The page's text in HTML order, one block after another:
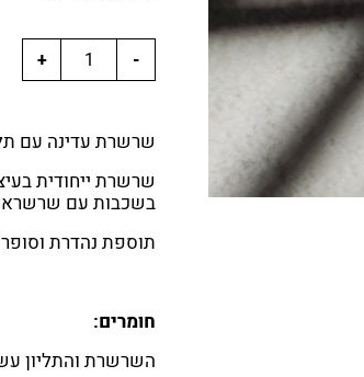
שרשרת עדינה עם
שרשרת ייחודית
בשכבות עם
תוספת נהדרת
חומרים:
השרשרת והתליון